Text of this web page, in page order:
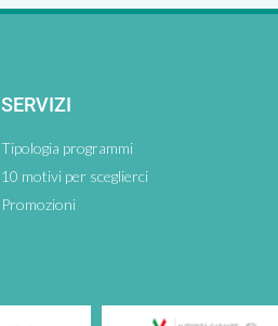
SERVIZI
Tipologia programmi
10 motivi per sceglierci
Promozioni